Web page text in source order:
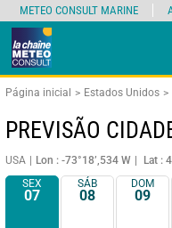
Página inicial Estados Unidos
PREVISÃO
USA Lon : -73°18’,534 W Lat :
SEX
07
SÁB
08
DOM
09
METEO CONSULT MARINE